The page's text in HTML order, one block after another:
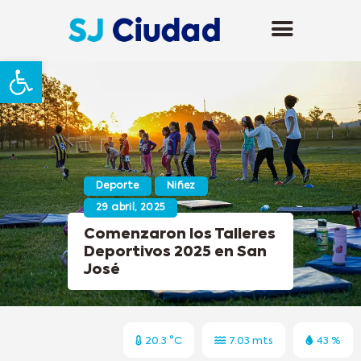
Abrir barra de herramientas
Deporte Niñez
29 abril, 2025
Comenzaron los Talleres
Deportivos 2025 en San
José
20.3 °C 7.03 mts 43 %